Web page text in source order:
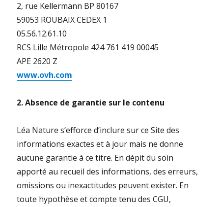
2, rue Kellermann BP 80167
59053 ROUBAIX CEDEX 1
05.56.12.61.10
RCS Lille Métropole 424 761 419 00045
APE 2620 Z
www.ovh.com
2. Absence de garantie sur le contenu
Léa Nature s’efforce d’inclure sur ce Site des
informations exactes et à jour mais ne donne
aucune garantie à ce titre. En dépit du soin
apporté au recueil des informations, des erreurs,
omissions ou inexactitudes peuvent exister. En
toute hypothèse et compte tenu des CGU,